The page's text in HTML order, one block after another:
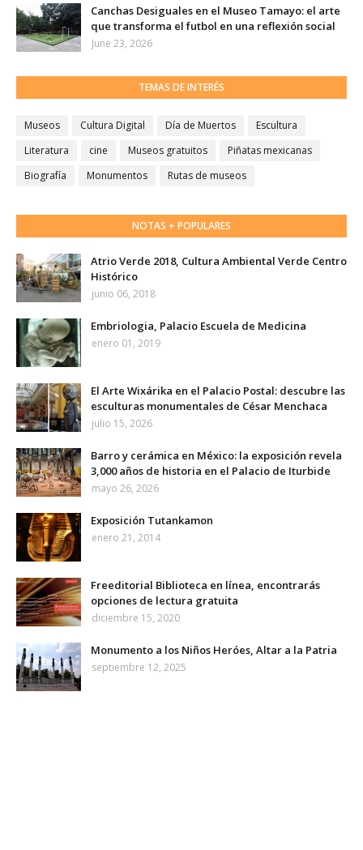
Canchas Desiguales en el Museo Tamayo: el arte
que transforma el futbol en una reflexión social
June 23, 2026
TEMAS DE INTERÉS
Museos Cultura Digital Día de Muertos
Escultura
Literatura
cine Museos gratuitos
Piñatas mexicanas
Biografía
Monumentos Rutas de museos
NOTAS + POPULARES
Atrio Verde 2018, Cultura Ambiental Verde Centro
Histórico
junio 06, 2018
Embriologia, Palacio Escuela de Medicina
enero 01, 2019
El Arte Wixárika en el Palacio Postal: descubre las
esculturas monumentales de César Menchaca
julio 15, 2026
Barro y cerámica en México: la exposición revela
3,000 años de historia en el Palacio de Iturbide
mayo 26, 2026
Exposición Tutankamon
enero 21, 2014
Freeditorial Biblioteca en línea, encontrarás
opciones de lectura gratuita
diciembre 15, 2020
Monumento a los Niños Heróes, Altar a la Patria
septiembre 12, 2025